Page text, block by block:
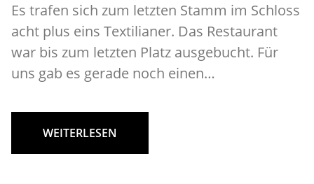
Es trafen sich zum letzten Stamm im Schloss
acht plus eins Textilianer. Das Restaurant
war bis zum letzten Platz ausgebucht. Für
uns gab es gerade noch einen…
WEITERLESEN